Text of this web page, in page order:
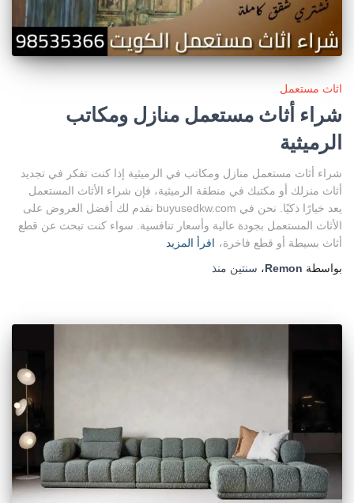
اثاث مستعمل
شراء أثاث مستعمل منازل ومكاتب
الرميثية
شراء أثاث مستعمل منازل ومكاتب في الرميثية إذا كنت تفكر في تجديد
أثاث منزلك أو مكتبك في منطقة الرميثية، فإن شراء الأثاث المستعمل
يعد خيارًا ذكيًا. نحن في buyusedkw.com نقدم لك أفضل العروض على
الأثاث المستعمل بجودة عالية وأسعار تنافسية. سواء كنت تبحث عن قطع
أثاث بسيطة أو قطع فاخرة، اقرأ المزيد
بواسطة Remon، سنتين منذ